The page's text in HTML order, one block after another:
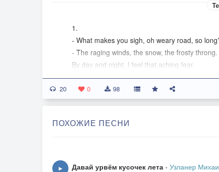
1.
- What makes you sigh, oh weary road, so
- The raging winds, the snow, the frosty throng.
By day and night, I feel that aching fear,
To lose my way in towns or mountains near.
I"m tired of damp, of endless noisy feet,
Of countless steps that pound the busy street,
The weary clouds in gloomy silence close.
Don"t be so sad, dear road, I pray,
20 0 98
ПОХОЖИЕ ПЕСНИ
▶ Давай урвём кусочек лета - Узланер